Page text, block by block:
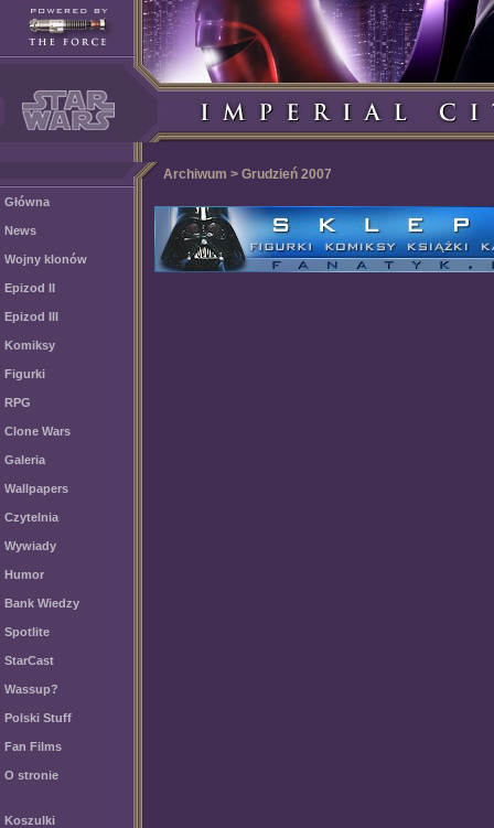
Archiwum > Grudzień 2007
Główna
News
Wojny klonów
Epizod II
Epizod III
Komiksy
Figurki
RPG
Clone Wars
Galeria
Wallpapers
Czytelnia
Wywiady
Humor
Bank Wiedzy
Spotlite
StarCast
Wassup?
Polski Stuff
Fan Films
O stronie
Koszulki